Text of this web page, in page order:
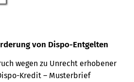
von Dispo-Entgelten
wegen zu Unrecht erhobener
Kredit – Musterbrief